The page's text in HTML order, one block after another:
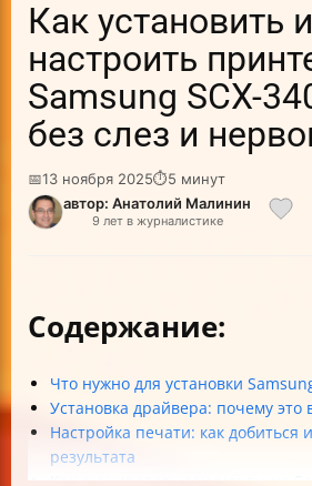
Как установить и
настроить
Samsung SCX-
без слез и
📅13 ноября 2025⏱5 минут
автор: Анатолий Малинин
9 лет в журналистике
Содержание:
Что нужно для установки
Установка драйвера: почему это
Настройка печати: как добиться
результата
Как сканировать документы на